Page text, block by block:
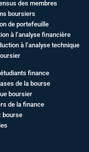
des membres
boursiers
de portefeuille
à l’analyse financière
à l’analyse technique
finance
de la bourse
boursier
de la finance
bourse